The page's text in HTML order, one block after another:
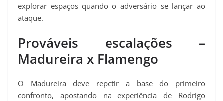
explorar espaços quando o adversário se lançar ao
ataque.
Prováveis escalações –
Madureira x Flamengo
O Madureira deve repetir a base do primeiro
confronto, apostando na experiência de Rodrigo